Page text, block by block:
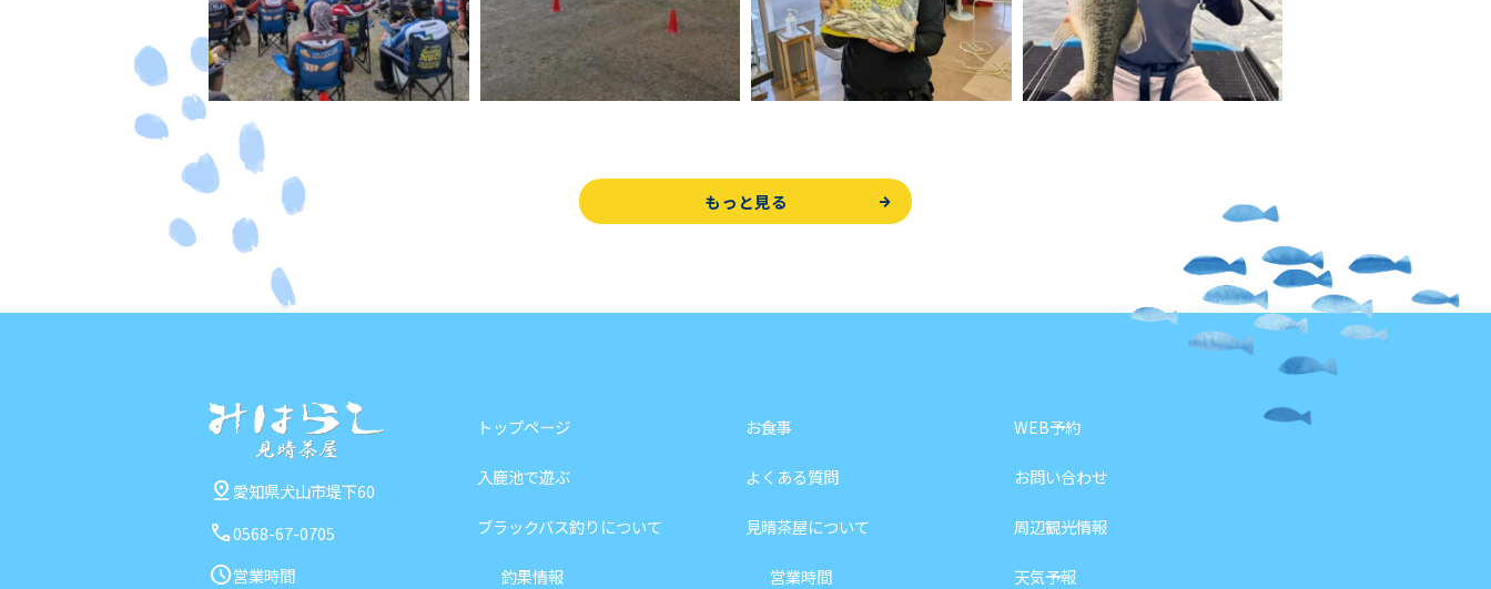
もっと見る
pin_drop 愛知県犬山市堤下60
call0568-67-0705
schedule営業時間
トップページ
入鹿池で遊ぶ
ブラックバス釣りについて
釣果情報
お食事
よくある質問
見晴茶屋について
営業時間
WEB予約
お問い合わせ
周辺観光情報
天気予報